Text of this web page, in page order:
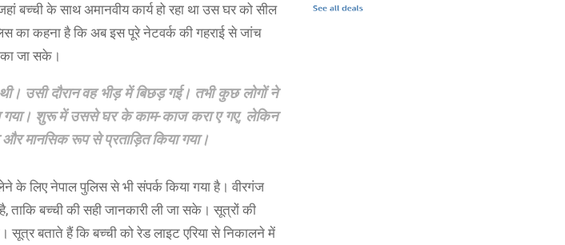
बच्ची के साथ अमानवीय कार्य हो रहा था उस घर को सील
का कहना है कि अब इस पूरे नेटवर्क की गहराई से जांच
जा सके।
उसी दौरान वह भीड़ में बिछड़ गई। तभी कुछ लोगों ने
गया। शुरू में उससे घर के काम-काज करा ए गए, लेकिन
मानसिक रूप से प्रताड़ित किया गया।
के लिए नेपाल पुलिस से भी संपर्क किया गया है। वीरगंज
ताकि बच्ची की सही जानकारी ली जा सके। सूत्रों की
सूत्र बताते हैं कि बच्ची को रेड लाइट एरिया से निकालने में